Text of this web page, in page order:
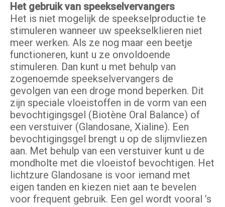
Het gebruik van speekselvervangers
Het is niet mogelijk de speekselproductie te
stimuleren wanneer uw speekselklieren niet
meer werken. Als ze nog maar een beetje
functioneren, kunt u ze onvoldoende
stimuleren. Dan kunt u met behulp van
zogenoemde speekselvervangers de
gevolgen van een droge mond beperken. Dit
zijn speciale vloeistoffen in de vorm van een
bevochtigingsgel (Biotène Oral Balance) of
een verstuiver (Glandosane, Xialine). Een
bevochtigingsgel brengt u op de slijmvliezen
aan. Met behulp van een verstuiver kunt u de
mondholte met die vloeistof bevochtigen. Het
lichtzure Glandosane is voor iemand met
eigen tanden en kiezen niet aan te bevelen
voor frequent gebruik. Een gel wordt vooral ’s